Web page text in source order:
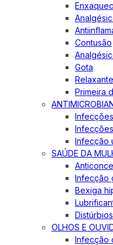
Contusão
Gota
Primeira
Infecções
Infecção
SAÚDE DA
Infecção
Bexiga
OLHOS E
Infecção